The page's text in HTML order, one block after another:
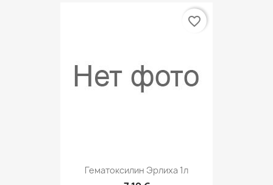
Гематоксилин Эрлиха 1л
favorite_border